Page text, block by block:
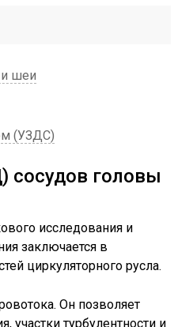
и шеи
(УЗДС)
сосудов головы
исследования и
заключается в
циркуляторного русла.
Он позволяет
участки турбулентности и